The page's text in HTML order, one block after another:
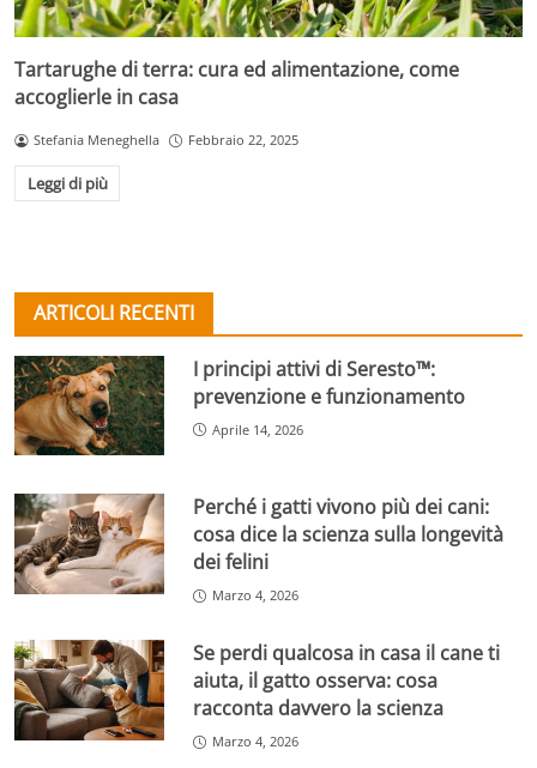
Tartarughe di terra: cura ed alimentazione, come
accoglierle in casa
Stefania Meneghella Febbraio 22, 2025
Leggi di più
ARTICOLI RECENTI
I principi attivi di Seresto™:
prevenzione e funzionamento
Aprile 14, 2026
Perché i gatti vivono più dei cani:
cosa dice la scienza sulla longevità
dei felini
Marzo 4, 2026
Se perdi qualcosa in casa il cane ti
aiuta, il gatto osserva: cosa
racconta davvero la scienza
Marzo 4, 2026